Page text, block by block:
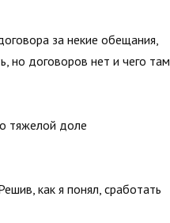
за некие обещания,
но договоров нет и чего там
тяжелой доле
как я понял, сработать